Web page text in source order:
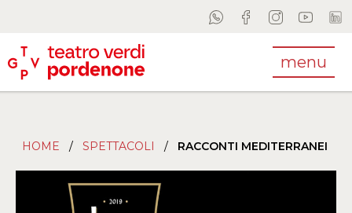
menu
HOME / SPETTACOLI / RACCONTI MEDITERRANEI